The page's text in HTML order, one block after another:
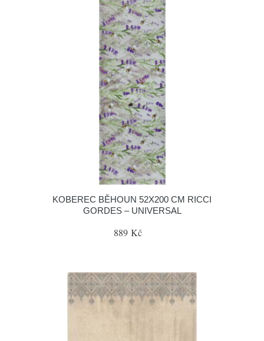
KOBEREC BĚHOUN 52X200 CM RICCI
GORDES – UNIVERSAL
889 Kč